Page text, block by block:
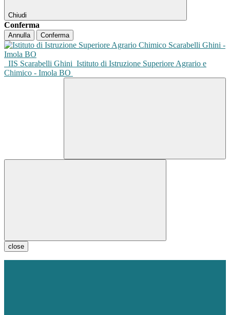
Chiudi
Conferma
Annulla Conferma
IIS Scarabelli Ghini Istituto di Istruzione Superiore Agrario e
Chimico - Imola BO
close